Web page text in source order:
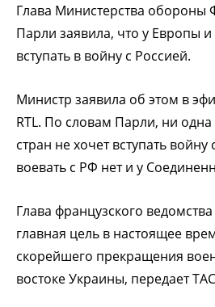
Глава Министерства
Парли заявила, что у Европы
вступать в войну с Россией.
Министр заявила об этом в
RTL. По словам Парли, ни
стран не хочет вступать
воевать с РФ нет и у
Глава французского
главная цель в настоящее
скорейшего прекращения
востоке Украины, передает